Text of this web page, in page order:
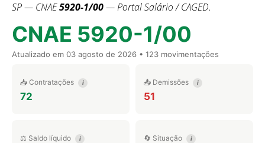
SP — CNAE5920-1/00— Portal Salário / CAGED.
CNAE 5920-1/00
Atualizado em 03 agosto de 2026 • 123 movimentações
📥 Contratações i
72
📤 Demissões i
51
⚖️ Saldo líquido i 🔄 Situação i